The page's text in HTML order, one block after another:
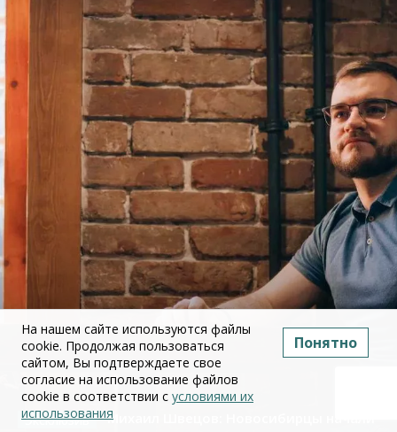
Михаил Швецов: Новосибирцы начали
На нашем сайте используются файлы
cookie. Продолжая пользоваться
сайтом, Вы подтверждаете свое
согласие на использование файлов
cookie в соответствии с условиями их
использования
Понятно